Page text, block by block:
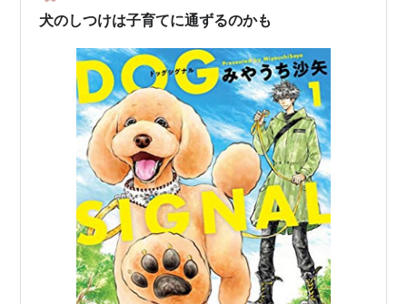
れて夏に備えて…
犬のしつけは子育てに通ずるのかも